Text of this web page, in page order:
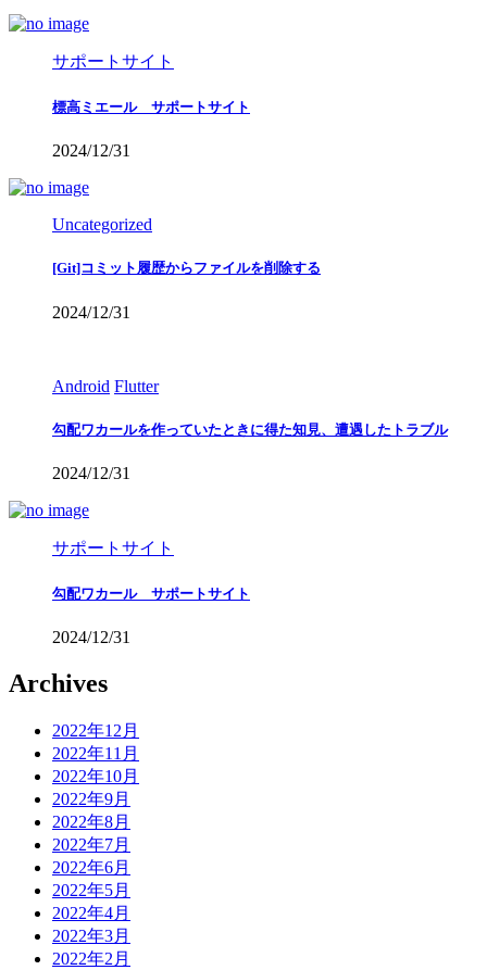
サポートサイト
標高ミエール サポートサイト
2024/12/31
Uncategorized
[Git]コミット履歴からファイルを削除する
2024/12/31
Android Flutter
勾配ワカールを作っていたときに得た知見、遭遇したトラブル
2024/12/31
サポートサイト
勾配ワカール サポートサイト
2024/12/31
Archives
2022年12月
2022年11月
2022年10月
2022年9月
2022年8月
2022年7月
2022年6月
2022年5月
2022年4月
2022年3月
2022年2月